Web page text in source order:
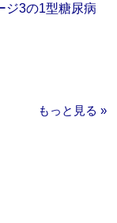
ジ3の1型糖尿病
もっと見る »